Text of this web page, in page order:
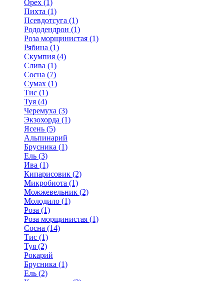
Орех (1)
Пихта (1)
Псевдотсуга (1)
Рододендрон (1)
Роза морщинистая (1)
Рябина (1)
Скумпия (4)
Слива (1)
Сосна (7)
Сумах (1)
Тис (1)
Туя (4)
Черемуха (3)
Экзохорда (1)
Ясень (5)
Альпинарий
Брусника (1)
Ель (3)
Ива (1)
Кипарисовик (2)
Микробиота (1)
Можжевельник (2)
Молодило (1)
Роза (1)
Роза морщинистая (1)
Сосна (14)
Тис (1)
Туя (2)
Рокарий
Брусника (1)
Ель (2)